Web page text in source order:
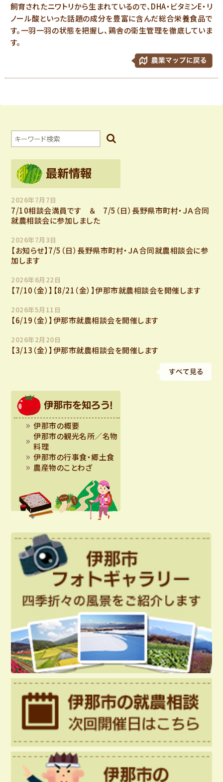
飼育されたニワトリから生まれているので、DHA・ビタミンE・リ
ノール酸といった話題の成分を豊富に含んだ総合栄養食品で
す。一羽一羽の状態を把握し、鶏舎の衛生管理を徹底していま
す。
7/10相談会満員です ＆ 7/5（日）長野県市町村・ＪＡ合同
就農相談会に参加しました
2026年7月7日
【お知らせ】7/5（日）長野県市町村・ＪＡ合同就農相談会に参
加します
2026年7月3日
【7/10（金）】【8/21（金）】伊那市就農相談会を開催します
2026年6月22日
【6/19（金）】伊那市就農相談会を開催します
2026年5月11日
【3/13（金）】伊那市就農相談会を開催します
2026年2月20日
伊那市の概要
伊那市の観光名所／名物
料理
伊那市の行事食・郷土食
農産物のことわざ